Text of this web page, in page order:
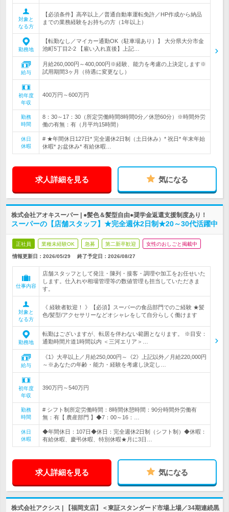
対象と
なる方
【必須条件】高卒以上／普通自動車運転免許／HP作成から納品
までの業務経験をお持ちの方（1年以上）
勤務地
【転勤なし／マイカー通勤OK（駐車場あり）】 大分県大分市金
池町5丁目2-2 【雇い入れ直後】上記…
給与
月給260,000円～400,000円※経験、能力を考慮の上決定します※
試用期間3ヶ月（待遇に変更なし）
初年度
年収
400万円～600万円
勤務
時間
8：30～17：30（所定労働時間8時間0分／休憩60分）※時間外労
働の有無：有（月平均15時間）
休日
休暇
# ★年間休日127日* 完全週休2日制（土日休み）* 祝日* 年末年始
休暇* お盆休み* 有給休暇…
求人詳細を見る 気になる
株式会社アオキスーパー | ●髪色＆髪型自由●奨学金返還支援制度あり！
スーパーの【店舗スタッフ】★完全週休2日制★20～30代活躍中
正社員 業種未経験OK 急募 第二新卒歓迎 女性のおしごと掲載中
情報更新日：2026/05/29 終了予定日： 2026/08/27
仕事内容
店舗スタッフとして発注・陳列・接客・調理や加工をお任せいた
します。仕入れや相場管理等の数値管理も担当していただきま
す。
対象と
なる方
《 経験者歓迎！ 》【必須】スーパーの食品部門でのご経験 ★髪
色/髪型/アクセサリーなどオシャレをして自分らしく働けます
勤務地
転勤はございますが、転居を伴わない範囲となります。 ※目安：
通勤時間片道1時間以内 ＜三河エリア＞…
給与
《1》大卒以上／月給250,000円～《2》上記以外／月給220,000円
～※あなたの年齢・能力・経験を考慮し決定し…
初年度
年収
390万円～540万円
勤務
時間
# シフト制所定労働時間：8時間休憩時間：90分時間外労働有
無：有【 農産部門 】◆7：00～16：…
休日
休暇
◆年間休日：107日◆休日：完全週休2日制（シフト制）◆休暇：
有給休暇、慶弔休暇、特別休暇★月に3日…
求人詳細を見る 気になる
株式会社アクシス | 【福岡支店】＜東証スタンダード市場上場／34期連続黒